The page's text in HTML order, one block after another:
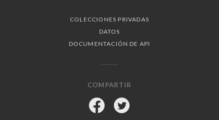
COLECCIONES PRIVADAS
DATOS
DOCUMENTACIÓN DE API
COMPARTIR
Facebook
Twitter